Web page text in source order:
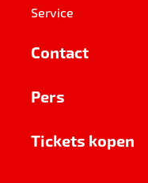
Service
Contact
Pers
Tickets kopen